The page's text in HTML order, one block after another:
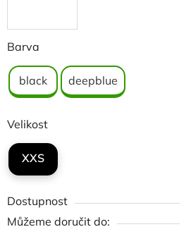
Barva
black deepblue
Velikost
XXS
Dostupnost
Můžeme doručit do: